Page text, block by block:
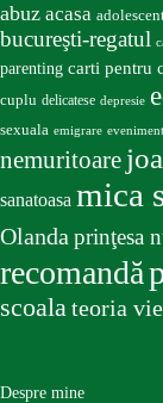
abuz acasa
bucureşti-regatul
parenting carti pentru
cuplu delicatese depresie
sexuala emigrare
nemuritoare
sanatoasa mica
Olandaprinţesa
recomandă
scoalateoria
Despre mine